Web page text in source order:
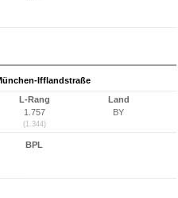
Ifflandstraße
L-Rang
1.757
(1.344)
Land
BY
BPL